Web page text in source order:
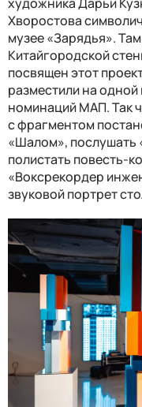
Хворостова
музее «Зарядья».
Китайгородской
посвящен этот
разместили на
номинаций МАП. Так
с фрагментом
«Шалом», послушать
полистать повесть-
«Воксрекордер
звуковой портрет